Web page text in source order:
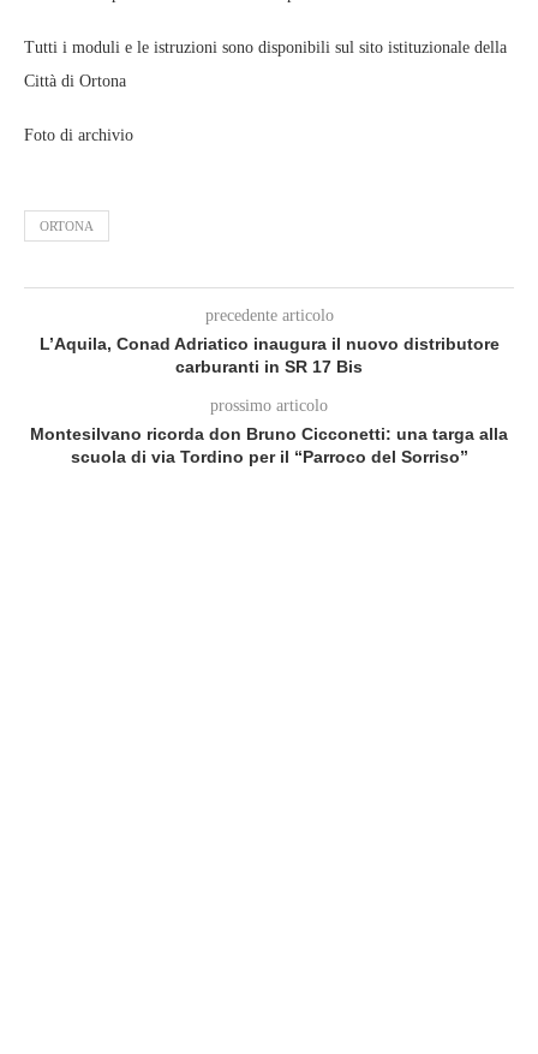
Tutti i moduli e le istruzioni sono disponibili sul sito istituzionale della
Città di Ortona
Foto di archivio
ORTONA
precedente articolo
L’Aquila, Conad Adriatico inaugura il nuovo distributore
carburanti in SR 17 Bis
prossimo articolo
Montesilvano ricorda don Bruno Cicconetti: una targa alla
scuola di via Tordino per il “Parroco del Sorriso”